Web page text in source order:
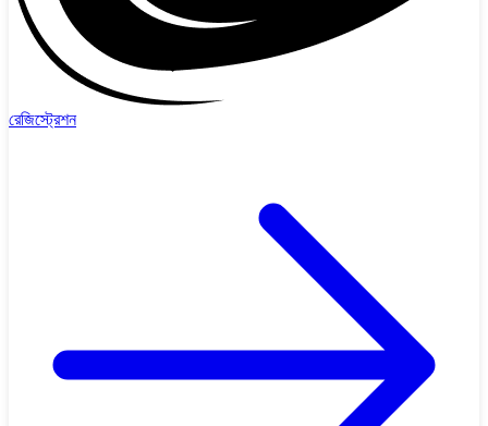
রেজিস্ট্রেশন